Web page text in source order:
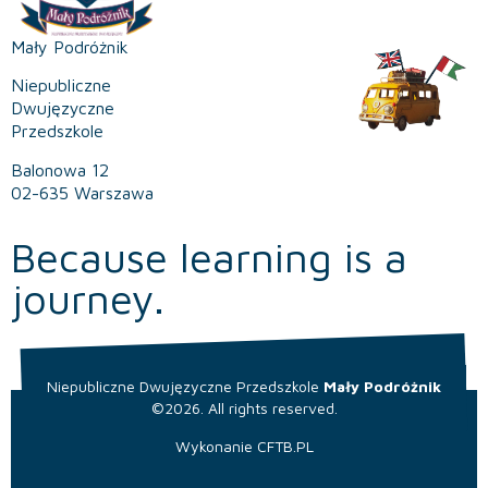
Mały Podróżnik
Niepubliczne
Dwujęzyczne
Przedszkole
Balonowa 12
02-635 Warszawa
Because learning is a
journey.
Niepubliczne Dwujęzyczne Przedszkole Mały Podróżnik
©2026. All rights reserved.
Wykonanie CFTB.PL